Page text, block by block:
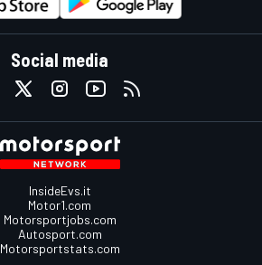
Social media
InsideEvs.it
Motor1.com
Motorsportjobs.com
Autosport.com
Motorsportstats.com